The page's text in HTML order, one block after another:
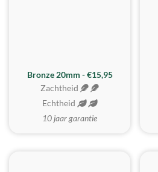
Bronze 20mm - €15,95
Zachtheid
Echtheid
10 jaar garantie